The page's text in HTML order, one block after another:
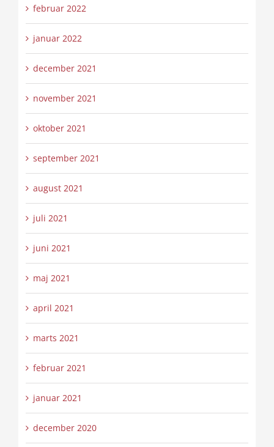
februar 2022
januar 2022
december 2021
november 2021
oktober 2021
september 2021
august 2021
juli 2021
juni 2021
maj 2021
april 2021
marts 2021
februar 2021
januar 2021
december 2020